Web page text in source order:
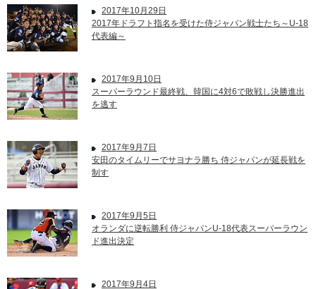
2017年10月29日
2017年ドラフト指名を受けた侍ジャパン戦士たち～U-18
代表編～
2017年9月10日
スーパーラウンド最終戦、韓国に4対6で敗戦し決勝進出
を逃す
2017年9月7日
安田のタイムリーでサヨナラ勝ち 侍ジャパンが延長戦を
制す
2017年9月5日
オランダに逆転勝利 侍ジャパンU-18代表スーパーラウン
ド進出決定
2017年9月4日